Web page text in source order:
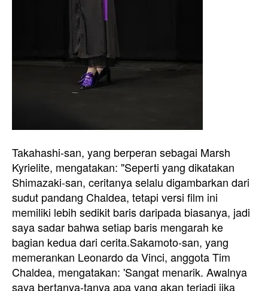
Takahashi-san, yang berperan sebagai Marsh
Kyrielite, mengatakan: "Seperti yang dikatakan
Shimazaki-san, ceritanya selalu digambarkan dari
sudut pandang Chaldea, tetapi versi film ini
memiliki lebih sedikit baris daripada biasanya, jadi
saya sadar bahwa setiap baris mengarah ke
bagian kedua dari cerita.Sakamoto-san, yang
memerankan Leonardo da Vinci, anggota Tim
Chaldea, mengatakan: 'Sangat menarik. Awalnya
saya bertanya-tanya apa yang akan terjadi jika